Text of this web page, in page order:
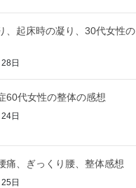
、起床時の凝り、30代女性の
日
60代女性の整体の感想
日
痛、ぎっくり腰、整体感想
日